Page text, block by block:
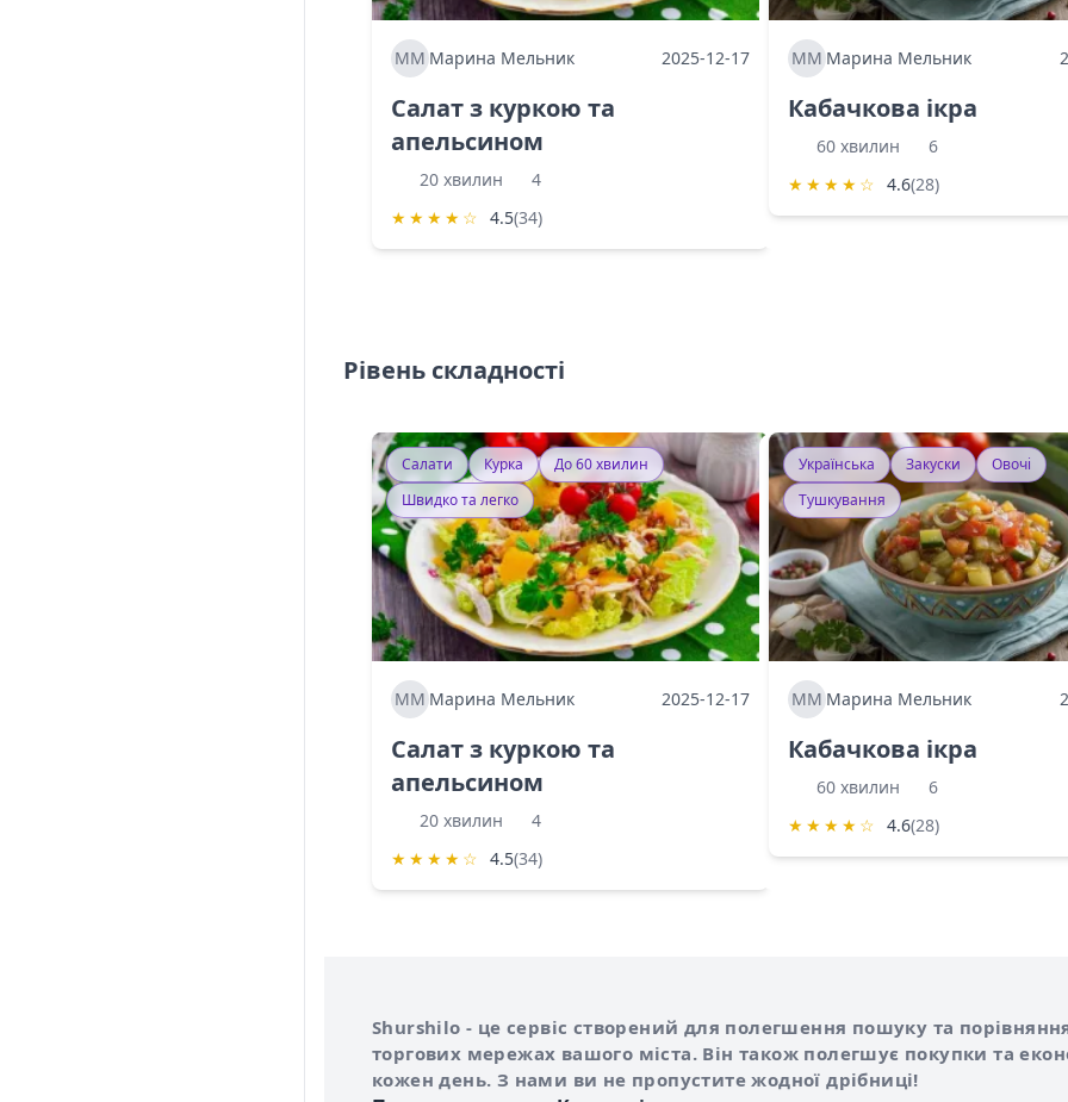
ММ Марина Мельник 2025-12-17
Салат з куркою та
апельсином
20 хвилин
4
★ ★ ★ ★ ☆ 4.5(34)
ММ Марина Мельник
Кабачкова ікра
60 хвилин
6
★ ★ ★ ★ ☆ 4.6(28)
Рівень складності
Салати Курка
До 60 хвилин
Швидко та легко
ММ Марина Мельник 2025-12-17
Салат з куркою та
апельсином
20 хвилин
4
★ ★ ★ ★ ☆ 4.5(34)
Українська Закуски
Овочі
Тушкування
ММ Марина Мельник
Кабачкова ікра
60 хвилин
6
★ ★ ★ ★ ☆ 4.6(28)
Про сервіс Shurshilo
Shurshilo - це сервіс створений для полегшення пошуку та
торгових мережах вашого міста. Він також полегшує покупки та
кожен день. З нами ви не пропустите жодної дрібниці!